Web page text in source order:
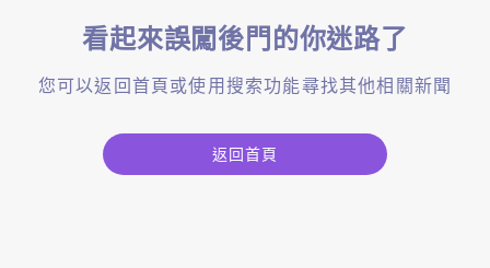
看起來誤闖後門的你迷路了
您可以返回首頁或使用搜索功能尋找其他相關新聞
返回首頁